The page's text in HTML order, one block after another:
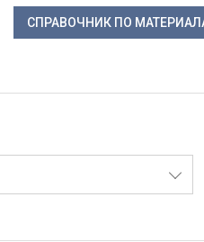
СПРАВОЧНИК ПО